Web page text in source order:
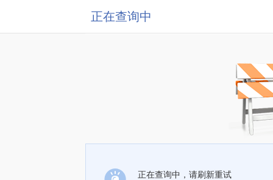
正在查询中
正在查询中，请刷新重试